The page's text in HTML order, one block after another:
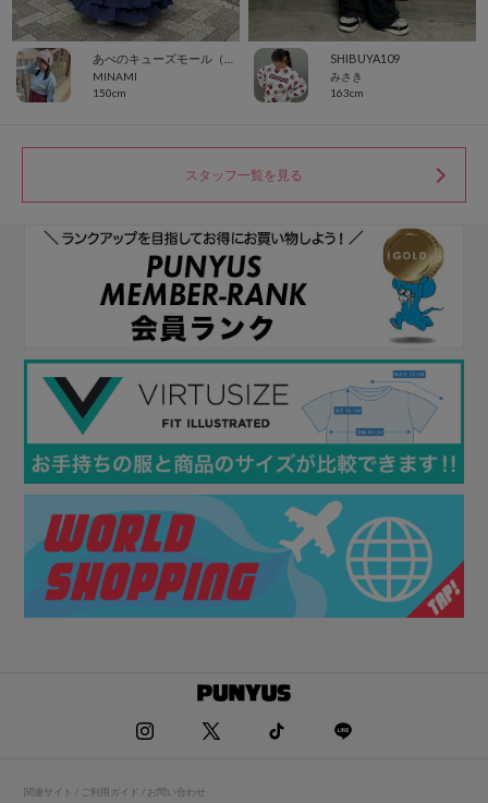
MINAMI
150cm
SHIBUYA109
みさき
163cm
スタッフ一覧を見る
関連サイト / ご利用ガイド / お問い合わせ